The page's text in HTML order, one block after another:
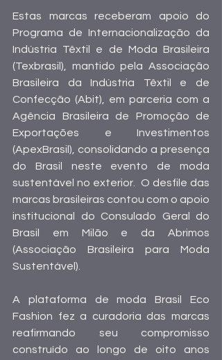
Estas marcas receberam apoio do
Programa de Internacionalização da
Indústria Têxtil e de Moda Brasileira
(Texbrasil), mantido pela Associação
Brasileira da Indústria Têxtil e de
Confecção (Abit), em parceria com a
Agência Brasileira de Promoção de
Exportações e Investimentos
(ApexBrasil), consolidando a presença
do Brasil neste evento de moda
sustentável no exterior.  O desfile das
marcas brasileiras contou com o apoio
institucional do Consulado Geral do
Brasil em Milão e da Abrimos
(Associação Brasileira para Moda
Sustentável).
A plataforma de moda Brasil Eco
Fashion fez a curadoria das marcas
reafirmando seu compromisso
construído ao longo de oito anos